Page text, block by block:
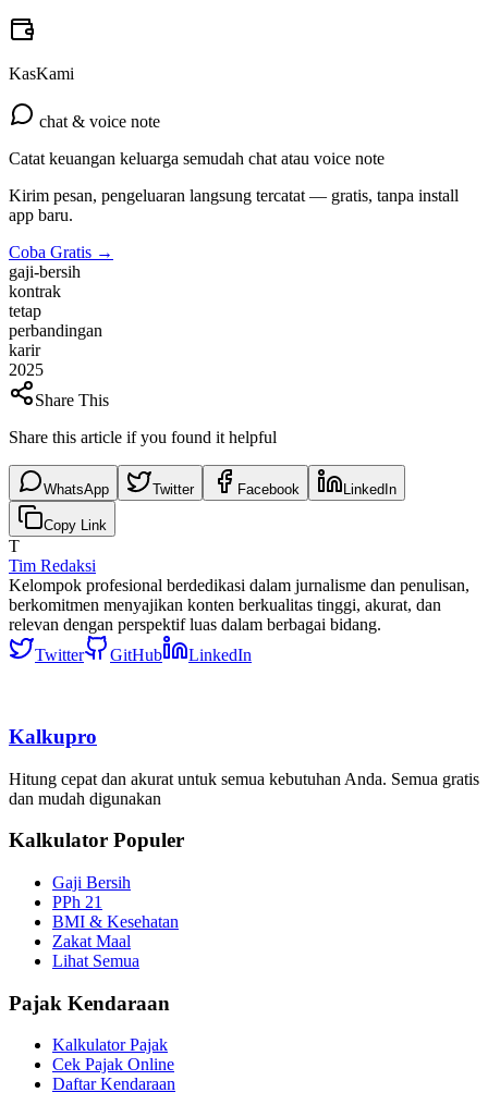
KasKami
chat & voice note
Catat keuangan keluarga semudah chat atau voice note
Kirim pesan, pengeluaran langsung tercatat — gratis, tanpa install
app baru.
Coba Gratis →
gaji-bersih
kontrak
tetap
perbandingan
karir
2025
Share This
Share this article if you found it helpful
WhatsApp Twitter Facebook LinkedIn
Copy Link
T
Tim Redaksi
Kelompok profesional berdedikasi dalam jurnalisme dan penulisan,
berkomitmen menyajikan konten berkualitas tinggi, akurat, dan
relevan dengan perspektif luas dalam berbagai bidang.
Twitter
GitHub LinkedIn
Kalkupro
Hitung cepat dan akurat untuk semua kebutuhan Anda. Semua gratis
dan mudah digunakan
Kalkulator Populer
Gaji Bersih
PPh 21
BMI & Kesehatan
Zakat Maal
Lihat Semua
Pajak Kendaraan
Kalkulator Pajak
Cek Pajak Online
Daftar Kendaraan